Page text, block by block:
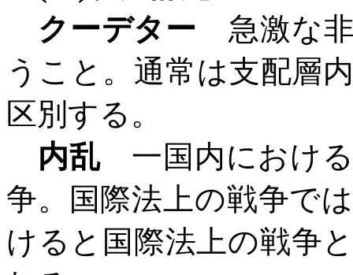
クーデター 急激な
うこと。通常は支配層
区別する。
内乱一国内における
争。国際法上の戦争で
けると国際法上の戦争